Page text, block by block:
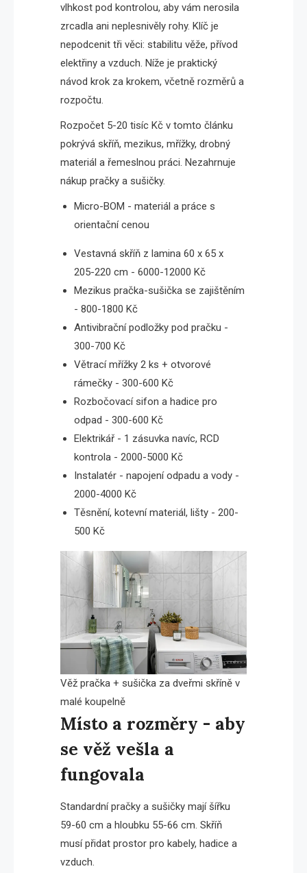
vlhkost pod kontrolou, aby vám nerosila
zrcadla ani neplesnivěly rohy. Klíč je
nepodcenit tři věci: stabilitu věže, přívod
elektřiny a vzduch. Níže je praktický
návod krok za krokem, včetně rozměrů a
rozpočtu.
Rozpočet 5-20 tisíc Kč v tomto článku
pokrývá skříň, mezikus, mřížky, drobný
materiál a řemeslnou práci. Nezahrnuje
nákup pračky a sušičky.
Micro-BOM - materiál a práce s
orientační cenou
Vestavná skříň z lamina 60 x 65 x
205-220 cm - 6000-12000 Kč
Mezikus pračka-sušička se zajištěním
- 800-1800 Kč
Antivibrační podložky pod pračku -
300-700 Kč
Větrací mřížky 2 ks + otvorové
rámečky - 300-600 Kč
Rozbočovací sifon a hadice pro
odpad - 300-600 Kč
Elektrikář - 1 zásuvka navíc, RCD
kontrola - 2000-5000 Kč
Instalatér - napojení odpadu a vody -
2000-4000 Kč
Těsnění, kotevní materiál, lišty - 200-
500 Kč
Věž pračka + sušička za dveřmi skříně v
malé koupelně
Místo a rozměry - aby
se věž vešla a
fungovala
Standardní pračky a sušičky mají šířku
59-60 cm a hloubku 55-66 cm. Skříň
musí přidat prostor pro kabely, hadice a
vzduch.